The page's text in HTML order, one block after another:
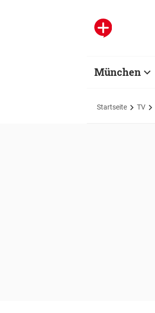
München
Startseite TV